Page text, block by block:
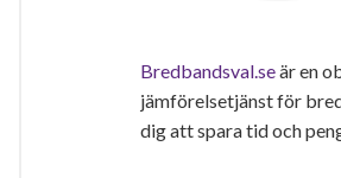
Bredbandsval.seär en
jämförelsetjänst för
dig att spara tid och